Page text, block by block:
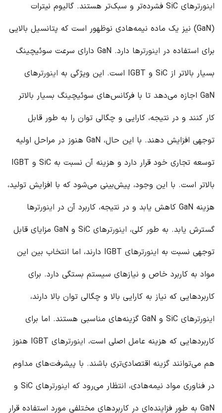
اینورتر
های SiC فشرده‌تر و سبک‌تر هستند. گالیوم نیترات
(GaN) نیز یک ماده نیمه‌هادی نوظهور است که پتانسیل بالایی
برای استفاده در اینورتر
ها دارد. GaN دارای سرعت سوئیچینگ
بسیار بالاتر از SiC و IGBT است. این ویژگی به
اینورترهای
GaN اجازه می‌دهد تا با فرکانس‌های سوئیچینگ بسیار بالاتر
کار کنند و در نتیجه، کارایی و چگالی توان را به طور قابل
توجهی افزایش دهند. با این حال، GaN هنوز در مراحل اولیه
توسعه تجاری خود قرار دارد و هزینه آن نسبت به SiC و IGBT
بالاتر است. با این وجود، پیش‌بینی می‌شود که با افزایش تولید،
هزینه GaN کاهش یابد و در نتیجه، کاربرد آن در
اینورترها
گسترش یابد. به طور کلی، اینورتر
های SiC و GaN مزایای قابل
توجهی نسبت به اینورتر
های IGBT دارند، اما انتخاب بین این
مواد به کاربرد خاص و نیازهای سیستم بستگی دارد. برای
کاربردهایی که نیاز به کارایی بالا و چگالی توان بالا دارند،
اینورتر
های SiC و GaN گزینه‌های مناسبی هستند. اما برای
کاربردهایی که هزینه عامل اصلی است، اینورتر
های IGBT هنوز
هم می‌توانند گزینه اقتصادی‌تری باشند. با پیشرفت‌های مداوم
در فناوری مواد نیمه‌هادی، انتظار می‌رود که اینورتر
های SiC و
GaN به طور فزاینده‌ای در کاربردهای مختلفی مورد استفاده قرار